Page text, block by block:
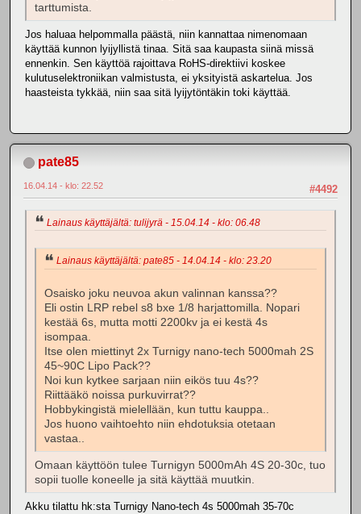
tarttumista.
Jos haluaa helpommalla päästä, niin kannattaa nimenomaan
käyttää kunnon lyijyllistä tinaa. Sitä saa kaupasta siinä missä
ennenkin. Sen käyttöä rajoittava RoHS-direktiivi koskee
kulutuselektroniikan valmistusta, ei yksityistä askartelua. Jos
haasteista tykkää, niin saa sitä lyijytöntäkin toki käyttää.
pate85
#4492
16.04.14 - klo: 22.52
Lainaus käyttäjältä: tulijyrä - 15.04.14 - klo: 06.48
Lainaus käyttäjältä: pate85 - 14.04.14 - klo: 23.20
Osaisko joku neuvoa akun valinnan kanssa??
Eli ostin LRP rebel s8 bxe 1/8 harjattomilla. Nopari
kestää 6s, mutta motti 2200kv ja ei kestä 4s
isompaa.
Itse olen miettinyt 2x Turnigy nano-tech 5000mah 2S
45~90C Lipo Pack??
Noi kun kytkee sarjaan niin eikös tuu 4s??
Riittääkö noissa purkuvirrat??
Hobbykingistä mielellään, kun tuttu kauppa..
Jos huono vaihtoehto niin ehdotuksia otetaan
vastaa..
Omaan käyttöön tulee Turnigyn 5000mAh 4S 20-30c, tuo
sopii tuolle koneelle ja sitä käyttää muutkin.
Akku tilattu hk:sta Turnigy Nano-tech 4s 5000mah 35-70c